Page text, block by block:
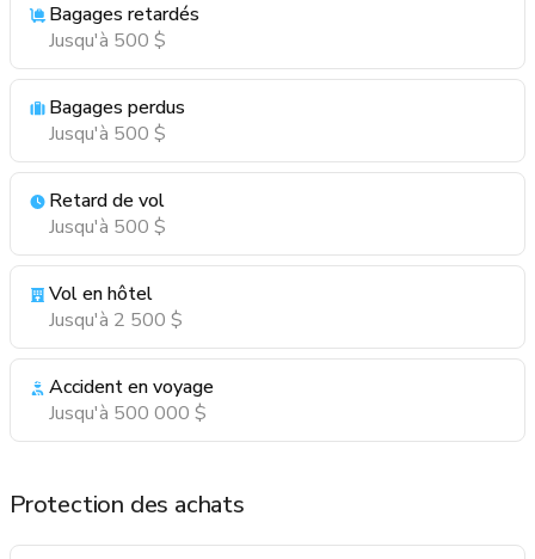
Bagages retardés
Jusqu'à 500 $
Bagages perdus
Jusqu'à 500 $
Retard de vol
Jusqu'à 500 $
Vol en hôtel
Jusqu'à 2 500 $
Accident en voyage
Jusqu'à 500 000 $
Protection des achats